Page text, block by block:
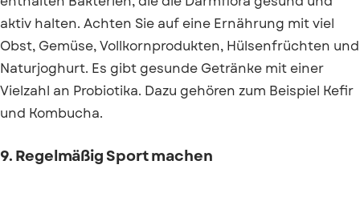
aktiv halten. Achten Sie auf eine Ernährung mit viel
Obst, Gemüse, Vollkornprodukten, Hülsenfrüchten und
Naturjoghurt. Es gibt gesunde Getränke mit einer
Vielzahl an Probiotika. Dazu gehören zum Beispiel Kefir
und Kombucha.
9. Regelmäßig Sport machen